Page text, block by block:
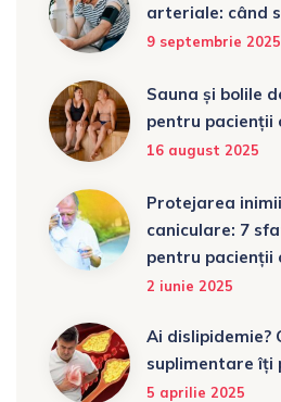
arteriale: când
9 septembrie 2025
Sauna și bolile
pentru pacienții
16 august 2025
Protejarea
caniculare: 7
pentru pacienții
2 iunie 2025
Ai dislipidemie?
suplimentare îți
5 aprilie 2025